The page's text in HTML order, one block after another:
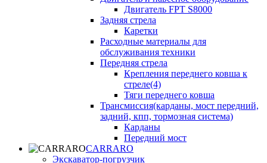
Двигатель FPT S8000
Задняя стрела
Каретки
Расходные материалы для
обслуживания техники
Передняя стрела
Крепления переднего ковша к
стреле(4)
Тяги переднего ковша
Трансмиссия(карданы, мост передний,
задний, кпп, тормозная система)
Карданы
Передний мост
CARRARO
Экскаватор-погрузчик